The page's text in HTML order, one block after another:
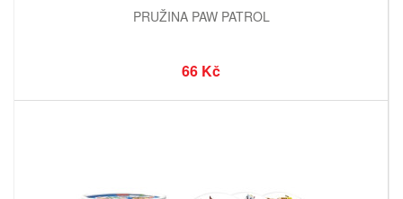
PRUŽINA PAW PATROL
66 Kč